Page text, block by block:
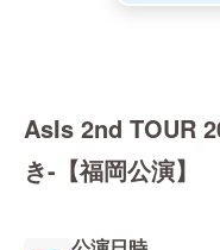
AsIs 2nd TOUR
き-【福岡公演】